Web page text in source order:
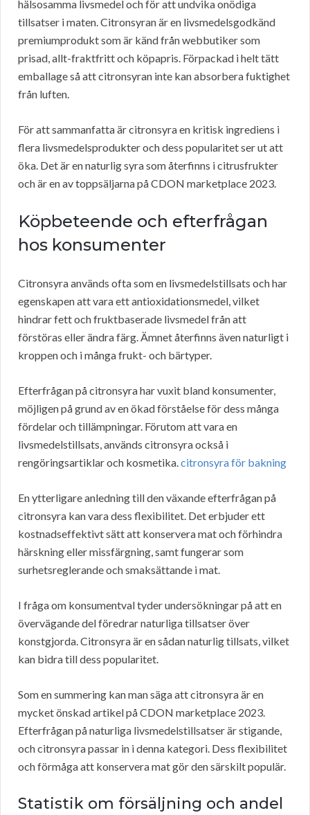
hälsosamma livsmedel och för att undvika onödiga
tillsatser i maten. Citronsyran är en livsmedelsgodkänd
premiumprodukt som är känd från webbutiker som
prisad, allt-fraktfritt och köpapris. Förpackad i helt tätt
emballage så att citronsyran inte kan absorbera fuktighet
från luften.
För att sammanfatta är citronsyra en kritisk ingrediens i
flera livsmedelsprodukter och dess popularitet ser ut att
öka. Det är en naturlig syra som återfinns i citrusfrukter
och är en av toppsäljarna på CDON marketplace 2023.
Köpbeteende och efterfrågan
hos konsumenter
Citronsyra används ofta som en livsmedelstillsats och har
egenskapen att vara ett antioxidationsmedel, vilket
hindrar fett och fruktbaserade livsmedel från att
förstöras eller ändra färg. Ämnet återfinns även naturligt i
kroppen och i många frukt- och bärtyper.
Efterfrågan på citronsyra har vuxit bland konsumenter,
möjligen på grund av en ökad förståelse för dess många
fördelar och tillämpningar. Förutom att vara en
livsmedelstillsats, används citronsyra också i
rengöringsartiklar och kosmetika.citronsyra för bakning
En ytterligare anledning till den växande efterfrågan på
citronsyra kan vara dess flexibilitet. Det erbjuder ett
kostnadseffektivt sätt att konservera mat och förhindra
härskning eller missfärgning, samt fungerar som
surhetsreglerande och smaksättande i mat.
I fråga om konsumentval tyder undersökningar på att en
övervägande del föredrar naturliga tillsatser över
konstgjorda. Citronsyra är en sådan naturlig tillsats, vilket
kan bidra till dess popularitet.
Som en summering kan man säga att citronsyra är en
mycket önskad artikel på CDON marketplace 2023.
Efterfrågan på naturliga livsmedelstillsatser är stigande,
och citronsyra passar in i denna kategori. Dess flexibilitet
och förmåga att konservera mat gör den särskilt populär.
Statistik om försäljning och andel